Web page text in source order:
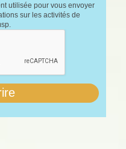
utilisée pour vous envoyer
sur les activités de